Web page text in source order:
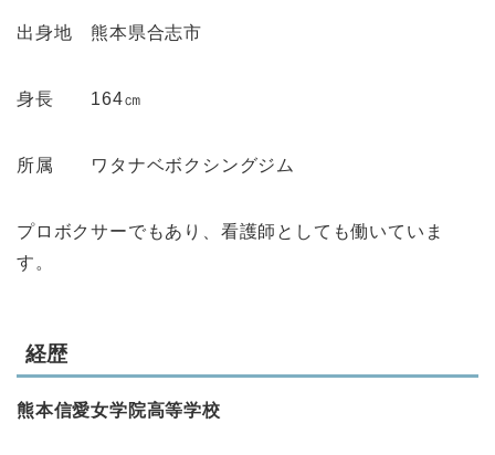
出身地 熊本県合志市
身長 164㎝
所属 ワタナベボクシングジム
プロボクサーでもあり、看護師としても働いていま
す。
経歴
熊本信愛女学院高等学校